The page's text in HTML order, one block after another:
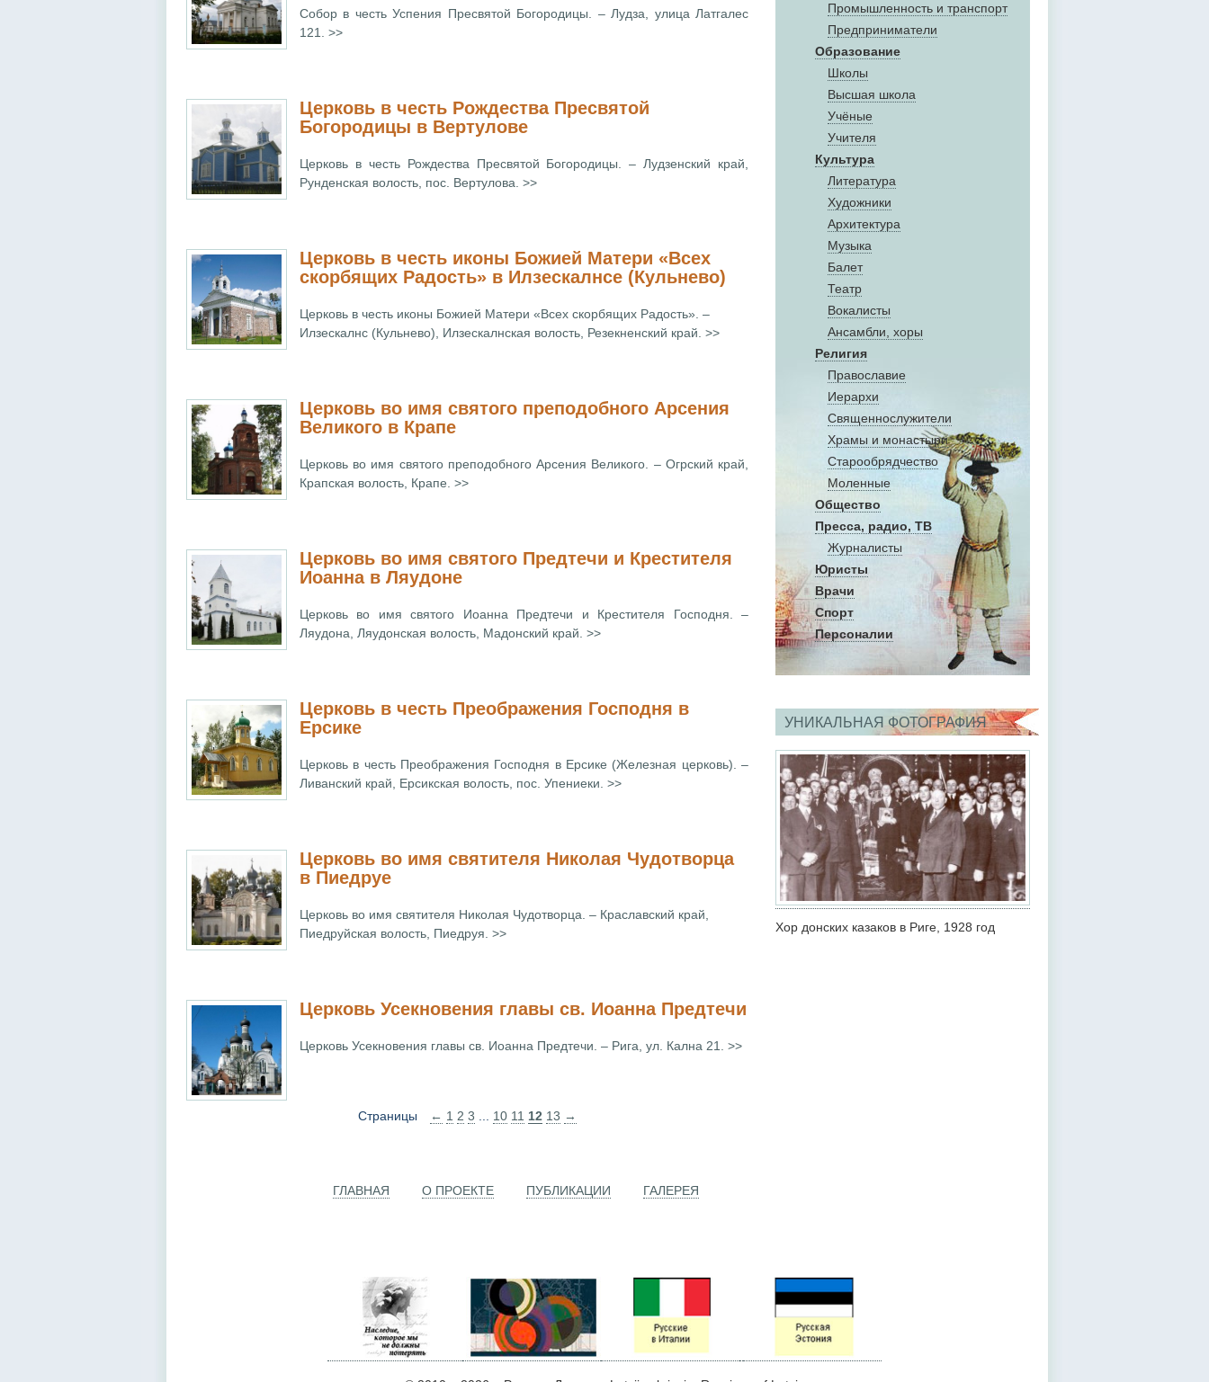
Промышленность и транспорт
Предприниматели
Образование
Школы
Высшая школа
Учёные
Учителя
Культура
Литература
Художники
Aрхитектура
Музыка
Балет
Театр
Вокалисты
Aнсамбли, хоры
Религия
Православие
Иерархи
Священнослужители
Храмы и монастыри
Старообрядчество
Моленные
Общество
Пресса, радио, ТВ
Журналисты
Юристы
Врачи
Спорт
Персоналии
УНИКАЛЬНАЯ ФОТОГРАФИЯ
Хор донских казаков в Риге, 1928 год
Собор в честь Успения Пресвятой Богородицы. – Лудза, улица Латгалес
121. >>
Церковь в честь Рождества Пресвятой
Богородицы в Вертулове
Церковь в честь Рождества Пресвятой Богородицы. – Лудзенский край,
Рунденская волость, пос. Вертулова. >>
Церковь в честь иконы Божией Матери «Всех
скорбящих Радость» в Илзескалнсе (Кульнево)
Церковь в честь иконы Божией Матери «Всех скорбящих Радость». –
Илзескалнс (Кульнево), Илзескалнская волость, Резекненский край. >>
Церковь во имя cвятого преподобного Арсения
Великого в Крапе
Церковь во имя святого преподобного Арсения Великого. – Огрский край,
Крапская волость, Крапе. >>
Церковь во имя cвятого Предтечи и Крестителя
Иоанна в Ляудоне
Церковь во имя cвятого Иоанна Предтечи и Крестителя Господня. –
Ляудона, Ляудонская волость, Мадонский край. >>
Церковь в честь Преображения Господня в
Ерсике
Церковь в честь Преображения Господня в Ерсике (Железная церковь). –
Ливанский край, Ерсикская волость, пос. Упениеки. >>
Церковь во имя cвятителя Николая Чудотворца
в Пиедруе
Церковь во имя cвятителя Николая Чудотворца. – Краславский край,
Пиедруйская волость, Пиедруя. >>
Церковь Усекновения главы св. Иоанна Предтечи
Церковь Усекновения главы св. Иоанна Предтечи. – Рига, ул. Кална 21. >>
Страницы ← 1 2 3 10 11 12 13 →
ГЛАВНАЯ О ПРОЕКТЕ ПУБЛИКАЦИИ ГАЛЕРЕЯ